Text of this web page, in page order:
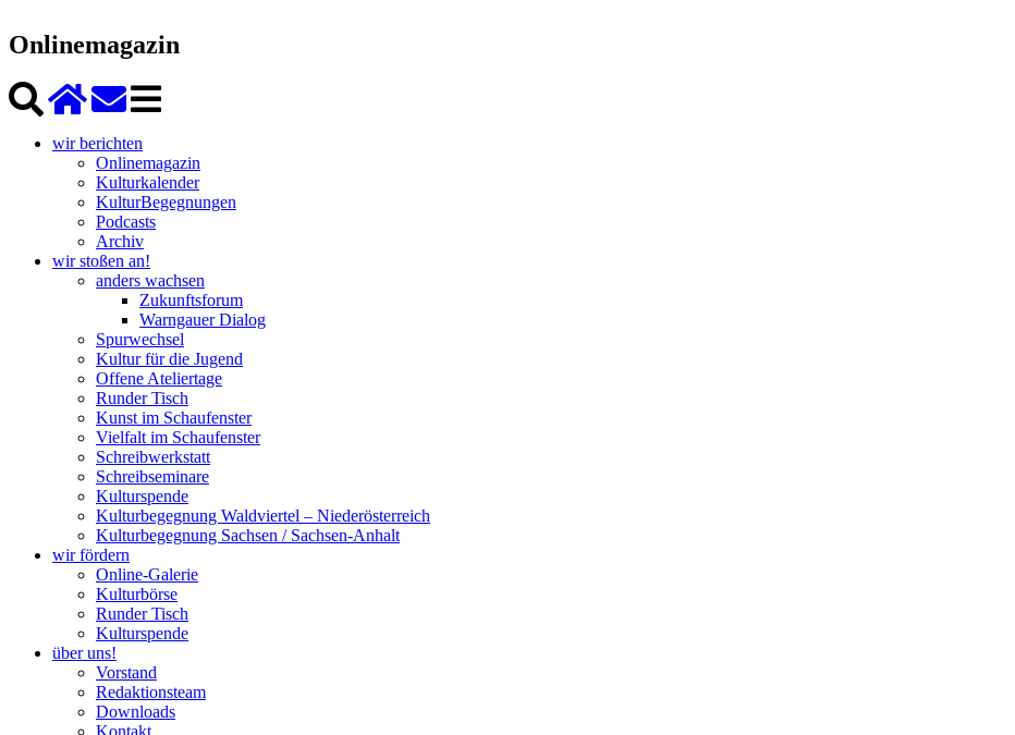
Onlinemagazin
wir berichten
Onlinemagazin
Kulturkalender
KulturBegegnungen
Podcasts
Archiv
wir stoßen an!
anders wachsen
Zukunftsforum
Warngauer Dialog
Spurwechsel
Kultur für die Jugend
Offene Ateliertage
Runder Tisch
Kunst im Schaufenster
Vielfalt im Schaufenster
Schreibwerkstatt
Schreibseminare
Kulturspende
Kulturbegegnung Waldviertel – Niederösterreich
Kulturbegegnung Sachsen / Sachsen-Anhalt
wir fördern
Online-Galerie
Kulturbörse
Runder Tisch
Kulturspende
über uns!
Vorstand
Redaktionsteam
Downloads
Kontakt